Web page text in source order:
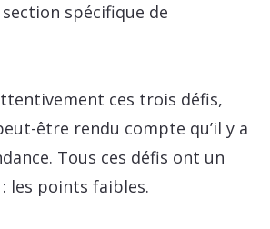
spécifique de
ces trois défis,
être rendu compte qu’il y a
Tous ces défis ont un
les points faibles.